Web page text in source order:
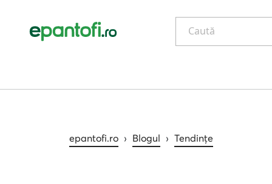
Caută
epantofi.ro › Blogul › Tendințe